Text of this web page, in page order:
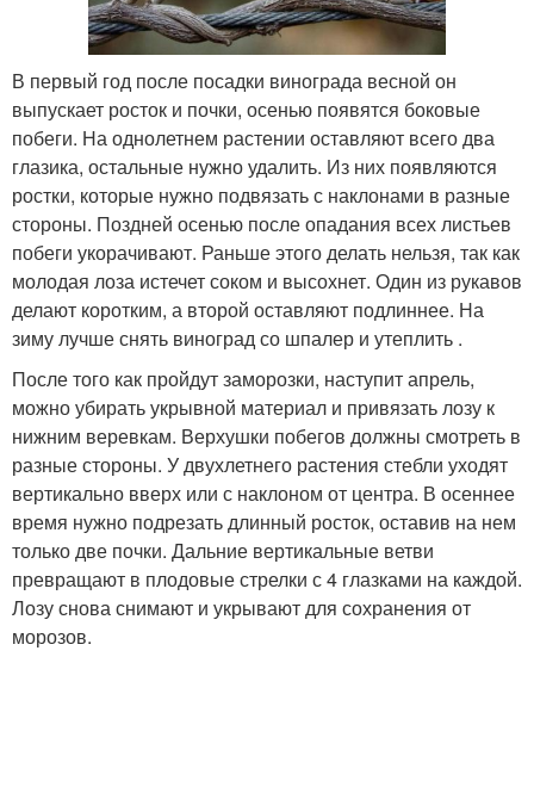
В первый год после посадки винограда весной он
выпускает росток и почки, осенью появятся боковые
побеги. На однолетнем растении оставляют всего два
глазика, остальные нужно удалить. Из них появляются
ростки, которые нужно подвязать с наклонами в разные
стороны. Поздней осенью после опадания всех листьев
побеги укорачивают. Раньше этого делать нельзя, так как
молодая лоза истечет соком и высохнет. Один из рукавов
делают коротким, а второй оставляют подлиннее. На
зиму лучше снять виноград со шпалер и утеплить .
После того как пройдут заморозки, наступит апрель,
можно убирать укрывной материал и привязать лозу к
нижним веревкам. Верхушки побегов должны смотреть в
разные стороны. У двухлетнего растения стебли уходят
вертикально вверх или с наклоном от центра. В осеннее
время нужно подрезать длинный росток, оставив на нем
только две почки. Дальние вертикальные ветви
превращают в плодовые стрелки с 4 глазками на каждой.
Лозу снова снимают и укрывают для сохранения от
морозов.